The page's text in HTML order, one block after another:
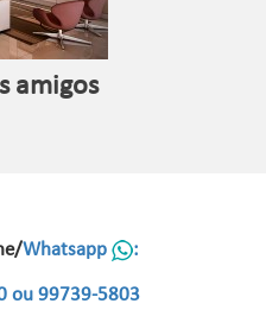
amigos
Whatsapp :
ou 99739-5803